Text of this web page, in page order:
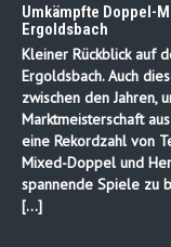
Umkämpfte Doppel-
Ergoldsbach
Kleiner Rückblick auf
Ergoldsbach. Auch
zwischen den Jahren,
Marktmeisterschaft
eine Rekordzahl von
Mixed-Doppel und
spannende Spiele zu
[…]